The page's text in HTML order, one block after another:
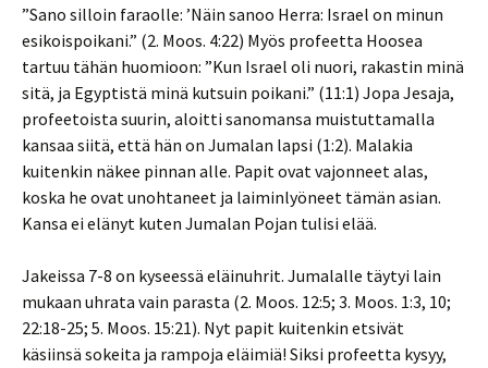
”Sano silloin faraolle: ’Näin sanoo Herra: Israel on minun
esikoispoikani.” (2. Moos. 4:22) Myös profeetta Hoosea
tartuu tähän huomioon: ”Kun Israel oli nuori, rakastin minä
sitä, ja Egyptistä minä kutsuin poikani.” (11:1) Jopa Jesaja,
profeetoista suurin, aloitti sanomansa muistuttamalla
kansaa siitä, että hän on Jumalan lapsi (1:2). Malakia
kuitenkin näkee pinnan alle. Papit ovat vajonneet alas,
koska he ovat unohtaneet ja laiminlyöneet tämän asian.
Kansa ei elänyt kuten Jumalan Pojan tulisi elää.
Jakeissa 7-8 on kyseessä eläinuhrit. Jumalalle täytyi lain
mukaan uhrata vain parasta (2. Moos. 12:5; 3. Moos. 1:3, 10;
22:18-25; 5. Moos. 15:21). Nyt papit kuitenkin etsivät
käsiinsä sokeita ja rampoja eläimiä! Siksi profeetta kysyy,